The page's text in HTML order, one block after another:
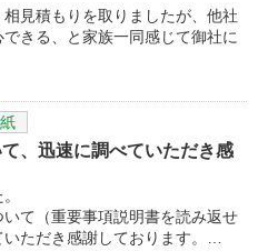
見積もりを取りましたが、他社
きる、と家族一同感じて御社に
、迅速に調べていただき感
て（重要事項説明書を読み返せ
ただき感謝しております。…